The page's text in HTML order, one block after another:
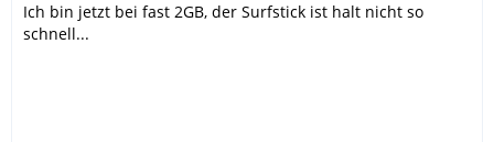
Ich bin jetzt bei fast 2GB, der Surfstick ist halt nicht so
schnell...